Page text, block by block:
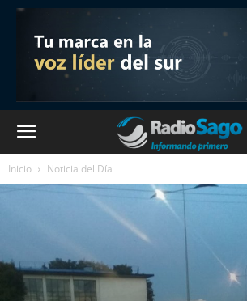
Inicio Noticia del Día